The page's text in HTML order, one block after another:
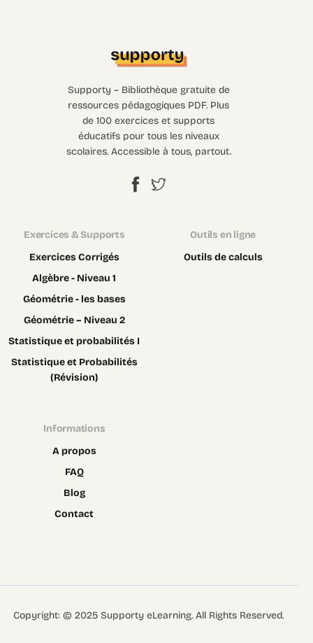
Supporty – Bibliothèque gratuite de
ressources pédagogiques PDF. Plus
de 100 exercices et supports
éducatifs pour tous les niveaux
scolaires. Accessible à tous, partout.
Exercices & Supports
Exercices Corrigés
Algèbre - Niveau 1
Géométrie - les bases
Géométrie – Niveau 2
Statistique et probabilités I
Statistique et Probabilités
(Révision)
Outils en ligne
Outils de calculs
Informations
A propos
FAQ
Blog
Contact
Copyright: © 2025 Supporty eLearning. All Rights Reserved.